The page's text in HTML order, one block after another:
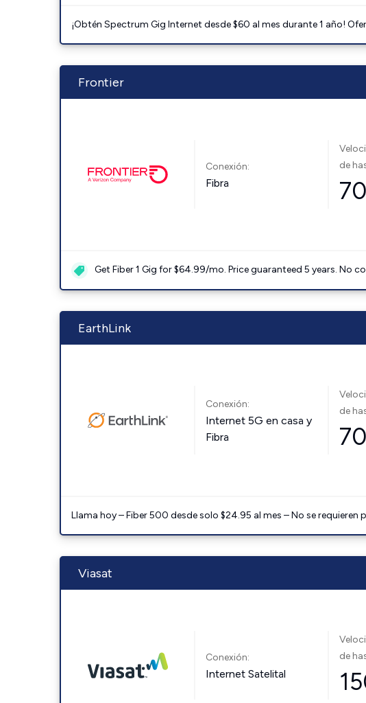
¡Obtén Spectrum Gig Internet desde $60 al mes durante 1 año!
Frontier
Conexión:
Fibra
de
Get Fiber 1 Gig for $64.99/mo. Price guaranteed 5 years. No
EarthLink
Conexión:
Internet 5G en casa y
Fibra
de
Llama hoy – Fiber 500 desde solo $24.95 al mes – No se
Viasat
Conexión:
Internet Satelital
de